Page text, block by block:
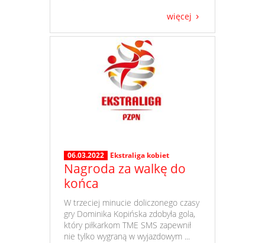
więcej
06.03.2022 Ekstraliga kobiet
Nagroda za walkę do
końca
​ W trzeciej minucie doliczonego czasy
gry Dominika Kopińska zdobyła gola,
który piłkarkom TME SMS zapewnił
nie tylko wygraną w wyjazdowym ...